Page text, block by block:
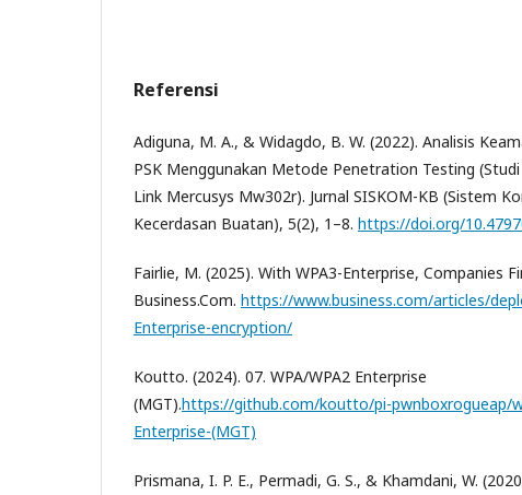
Referensi
Adiguna, M. A., & Widagdo, B. W. (2022). Analisis
PSK Menggunakan Metode Penetration Testing
Link Mercusys Mw302r). Jurnal SISKOM-KB (Sistem
Kecerdasan Buatan), 5(2), 1–8. https://doi.org/
Fairlie, M. (2025). With WPA3-Enterprise, Companies
Business.Com. https://www.business.com/articles/
Enterprise-encryption/
Koutto. (2024). 07. WPA/WPA2 Enterprise
(MGT).https://github.com/koutto/pi-pwnboxrogueap/
Enterprise-(MGT)
Prismana, I. P. E., Permadi, G. S., & Khamdani, W.